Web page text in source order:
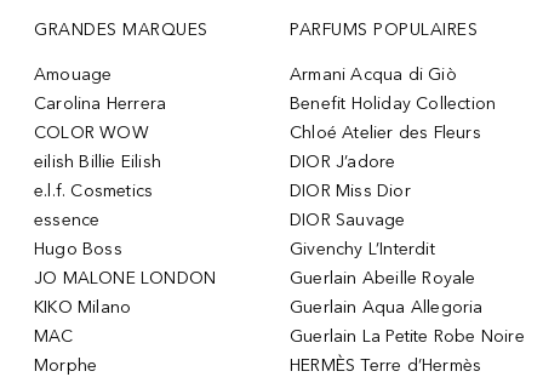
GRANDES MARQUES
Amouage
Carolina Herrera
COLOR WOW
eilish Billie Eilish
e.l.f. Cosmetics
essence
Hugo Boss
JO MALONE LONDON
KIKO Milano
MAC
Morphe
PARFUMS POPULAIRES
Armani Acqua di Giò
Benefit Holiday Collection
Chloé Atelier des Fleurs
DIOR J’adore
DIOR Miss Dior
DIOR Sauvage
Givenchy L’Interdit
Guerlain Abeille Royale
Guerlain Aqua Allegoria
Guerlain La Petite Robe Noire
HERMÈS Terre d’Hermès